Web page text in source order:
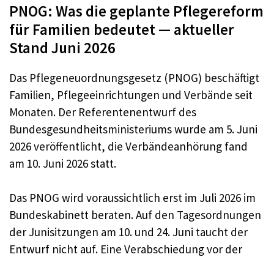
PNOG: Was die geplante Pflegereform
für Familien bedeutet — aktueller
Stand Juni 2026
Das Pflegeneuordnungsgesetz (PNOG) beschäftigt
Familien, Pflegeeinrichtungen und Verbände seit
Monaten. Der Referentenentwurf des
Bundesgesundheitsministeriums wurde am 5. Juni
2026 veröffentlicht, die Verbändeanhörung fand
am 10. Juni 2026 statt.
Das PNOG wird voraussichtlich erst im Juli 2026 im
Bundeskabinett beraten. Auf den Tagesordnungen
der Junisitzungen am 10. und 24. Juni taucht der
Entwurf nicht auf. Eine Verabschiedung vor der